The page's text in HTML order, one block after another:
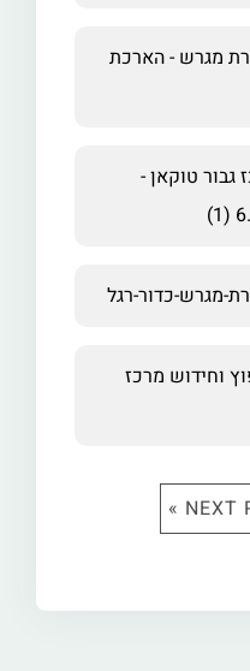
04.2025 תאורת מגרש - הארכת
03.2025 מרכז גבור טוקאן -
03.2025 שיפוץ וחידוש מרכז
NEXT